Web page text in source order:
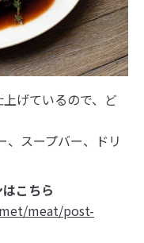
げているので、ど
、スープバー、ドリ
こちら
meat/post-